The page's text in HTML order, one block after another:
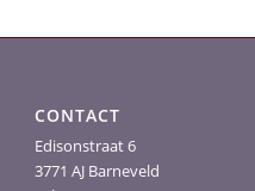
CONTACT
Edisonstraat 6
3771 AJ Barneveld